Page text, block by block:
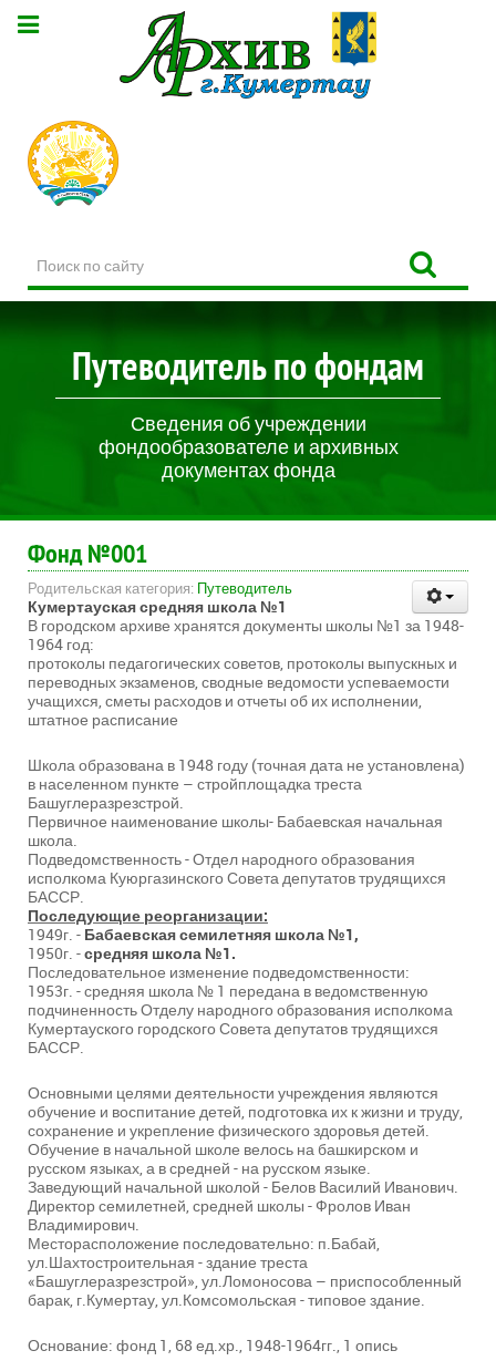
по
сайту
Путеводитель по фондам
Сведения об учреждении
фондообразователе и архивных
документах фонда
Фонд №001
Родительская категория: Путеводитель
Кумертауская средняя школа №1
В городском архиве хранятся документы школы №1 за 1948-
1964 год:
протоколы педагогических советов, протоколы выпускных и
переводных экзаменов, сводные ведомости успеваемости
учащихся, сметы расходов и отчеты об их исполнении,
штатное расписание
Школа образована в 1948 году (точная дата не установлена)
в населенном пункте – стройплощадка треста
Башуглеразрезстрой.
Первичное наименование школы- Бабаевская начальная
школа.
Подведомственность - Отдел народного образования
исполкома Куюргазинского Совета депутатов трудящихся
БАССР.
Последующие реорганизации:
1949г. - Бабаевская семилетняя школа №1,
1950г. -средняя школа №1.
Последовательное изменение подведомственности:
1953г. - средняя школа № 1 передана в ведомственную
подчиненность Отделу народного образования исполкома
Кумертауского городского Совета депутатов трудящихся
БАССР.
Основными целями деятельности учреждения являются
обучение и воспитание детей, подготовка их к жизни и труду,
сохранение и укрепление физического здоровья детей.
Обучение в начальной школе велось на башкирском и
русском языках, а в средней - на русском языке.
Заведующий начальной школой - Белов Василий Иванович.
Директор семилетней, средней школы - Фролов Иван
Владимирович.
Месторасположение последовательно: п.Бабай,
ул.Шахтостроительная - здание треста
«Башуглеразрезстрой», ул.Ломоносова – приспособленный
барак, г.Кумертау, ул.Комсомольская - типовое здание.
Основание: фонд 1, 68 ед.хр., 1948-1964гг., 1 опись